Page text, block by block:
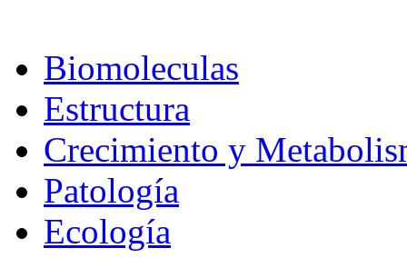
Biomoleculas
Estructura
Crecimiento y
Patología
Ecología